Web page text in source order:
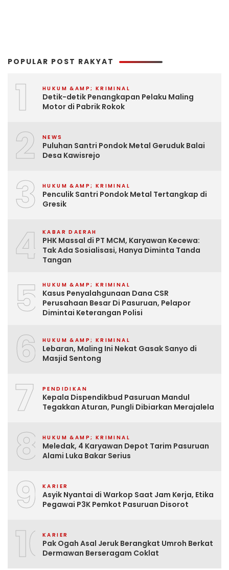
POPULAR POST RAKYAT
1 HUKUM &AMP; KRIMINAL
Detik-detik Penangkapan Pelaku Maling
Motor di Pabrik Rokok
2 NEWS
Puluhan Santri Pondok Metal Geruduk Balai
Desa Kawisrejo
3 HUKUM &AMP; KRIMINAL
Penculik Santri Pondok Metal Tertangkap di
Gresik
4 KABAR DAERAH
PHK Massal di PT MCM, Karyawan Kecewa:
Tak Ada Sosialisasi, Hanya Diminta Tanda
Tangan
5 HUKUM &AMP; KRIMINAL
Kasus Penyalahgunaan Dana CSR
Perusahaan Besar Di Pasuruan, Pelapor
Dimintai Keterangan Polisi
6 HUKUM &AMP; KRIMINAL
Lebaran, Maling Ini Nekat Gasak Sanyo di
Masjid Sentong
7 PENDIDIKAN
Kepala Dispendikbud Pasuruan Mandul
Tegakkan Aturan, Pungli Dibiarkan Merajalela
8 HUKUM &AMP; KRIMINAL
Meledak, 4 Karyawan Depot Tarim Pasuruan
Alami Luka Bakar Serius
9 KARIER
Asyik Nyantai di Warkop Saat Jam Kerja, Etika
Pegawai P3K Pemkot Pasuruan Disorot
10KARIER
Pak Ogah Asal Jeruk Berangkat Umroh Berkat
Dermawan Berseragam Coklat